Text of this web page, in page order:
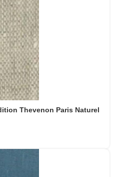
Thevenon Paris Naturel